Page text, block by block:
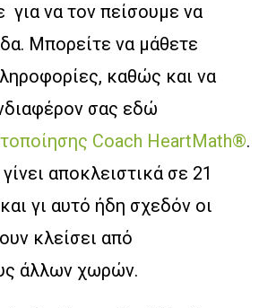
να τον πείσουμε να
Μπορείτε να μάθετε
καθώς και να
σας εδώ
Coach HeartMath®.
αποκλειστικά σε 21
γι αυτό ήδη σχεδόν οι
κλείσει από
άλλων χωρών.